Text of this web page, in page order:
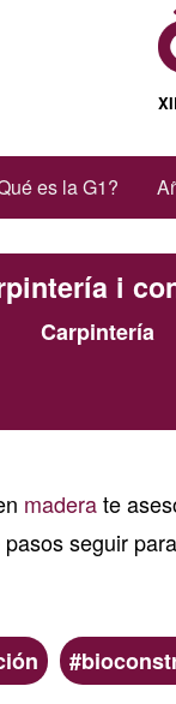
es la G1?
i
Carpintería
maderate
seguir